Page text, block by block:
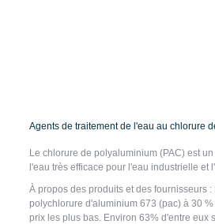
Agents de traitement de l'eau au chlorure
Le chlorure de polyaluminium (PAC) est
l'eau très efficace pour l'eau industrielle et
À propos des produits et des fournisseurs
polychlorure d'aluminium 673 (pac) à 30
prix les plus bas. Environ 63% d'entre eux